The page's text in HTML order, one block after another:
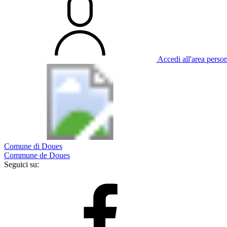
Accedi all'area
Comune di Doues
Commune de Doues
Seguici su: